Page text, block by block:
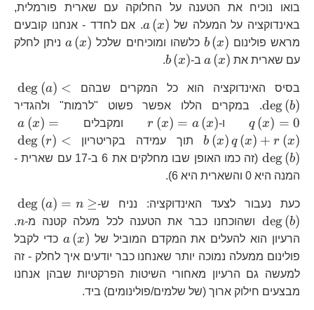
בואו נוכיח את הטענה על החלוקה עם שארית פורמלית,
באינדוקציה על המעלה של
a\left(x\right)
a (x)
. אם לחדד - אנחנו קובעים
מראש פולינום
b\left(x\right) b (x) כלשהו ומוכיחים שלכל a (x)
ניתן לחלק
עם שארית את
a\left(x\right) a (x) ב-
b\left(x\right)
b (x)
.
בסיס האינדוקציה הוא כל המקרים שבהם deg (a) <
deg (b) . במקרים הללו אפשר פשוט "לרמות" ולהגדיר
q (x) = 0 ו- r (x) = a (x) ומקבלים a (x) =
b (x) q (x) + r (x) תוך עמידה בקריטריון deg (r) <
deg (b)
(זה כמו האופן שבו מחלקים את 6 ב-17 עם שארית -
המנה היא 0 והשארית היא 6).
כעת נעבור לצעד האינדוקציה: נניח ש- deg (a) = n ≥
deg (b) ושהוכחנו כבר את הטענה לכל מעלה קטנה מ- n
n
.
הרעיון הוא להעלים את המקדם המוביל של
a (x)
כדי לקבל
פולינום ממעלה נמוכה יותר שאנחנו כבר יודעים איך לחלק - זה
למעשה גם הרעיון מאחורי השיטות הפרקטיות שבהן אנחנו
מבצעים חילוק ארוך (של שלמים/פולינומים) ביד.